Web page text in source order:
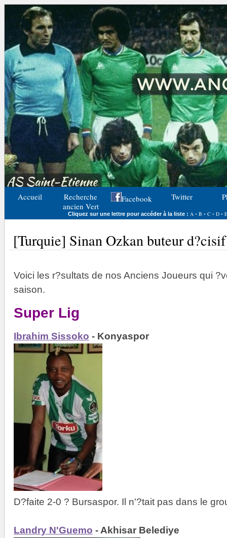
Accueil
Recherche
ancien Vert
Facebook Twitter
Cliquez sur une lettre pour accéder à la liste : A - B - C- D- E
[Turquie] Sinan Ozkan buteur
Voici les r?sultats de nos Anciens Joueurs qui
saison.
Super Lig
Ibrahim Sissoko - Konyaspor
D?faite 2-0 ? Bursaspor. Il n'?tait pas dans le
Landry N'Guemo - Akhisar Belediye